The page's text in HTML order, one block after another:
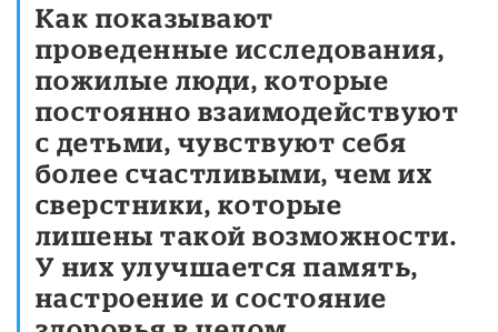
Как показывают
проведенные исследования,
пожилые люди, которые
постоянно взаимодействуют
с детьми, чувствуют себя
более счастливыми, чем их
сверстники, которые
лишены такой возможности.
У них улучшается память,
настроение и состояние